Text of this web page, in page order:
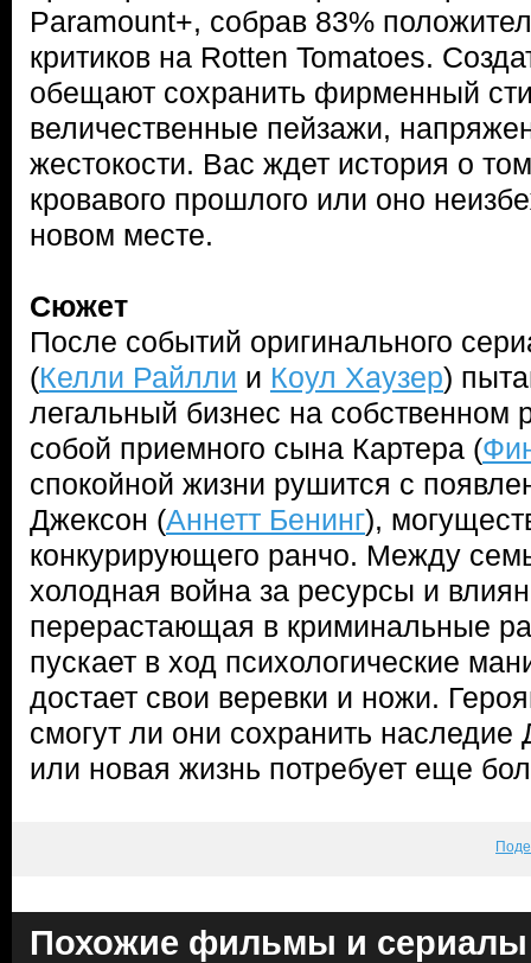
Paramount+, собрав 83%
критиков на Rotten Tomatoes.
обещают сохранить фирменный
величественные пейзажи,
жестокости. Вас ждет история о
кровавого прошлого или оно
новом месте.
Сюжет
После событий оригинального
(Келли Райлли и Коул Хаузер)
легальный бизнес на собственном
собой приемного сына Картера (
спокойной жизни рушится с
Джексон (Аннетт Бенинг),
конкурирующего ранчо. Между
холодная война за ресурсы и
перерастающая в криминальные
пускает в ход психологические
достает свои веревки и ножи.
смогут ли они сохранить наследие
или новая жизнь потребует еще
Похожие фильмы и сериалы